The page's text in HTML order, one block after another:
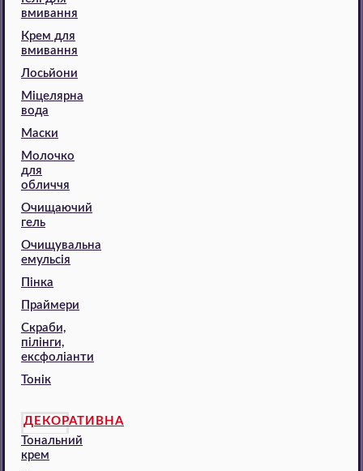
вмивання
Крем для
вмивання
Лосьйони
Міцелярна
вода
Маски
Молочко
для
обличчя
Очищаючий
гель
Очищувальна
емульсія
Пінка
Праймери
Скраби,
пілінги,
ексфоліанти
Тонік
ДЕКОРАТИВНА
Тональний
крем